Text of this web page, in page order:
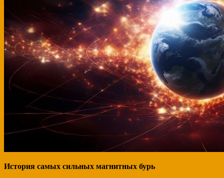
История самых сильных магнитных бурь